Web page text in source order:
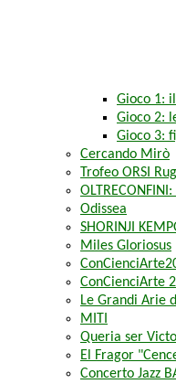
Gioco 1:
Gioco 2:
Gioco 3:
Cercando Mirò
Trofeo ORSI
Odissea
SHORINJI
Miles Gloriosus
ConCienciArte
Le Grandi Arie
MITI
Queria ser
El Fragor
Concerto Jazz